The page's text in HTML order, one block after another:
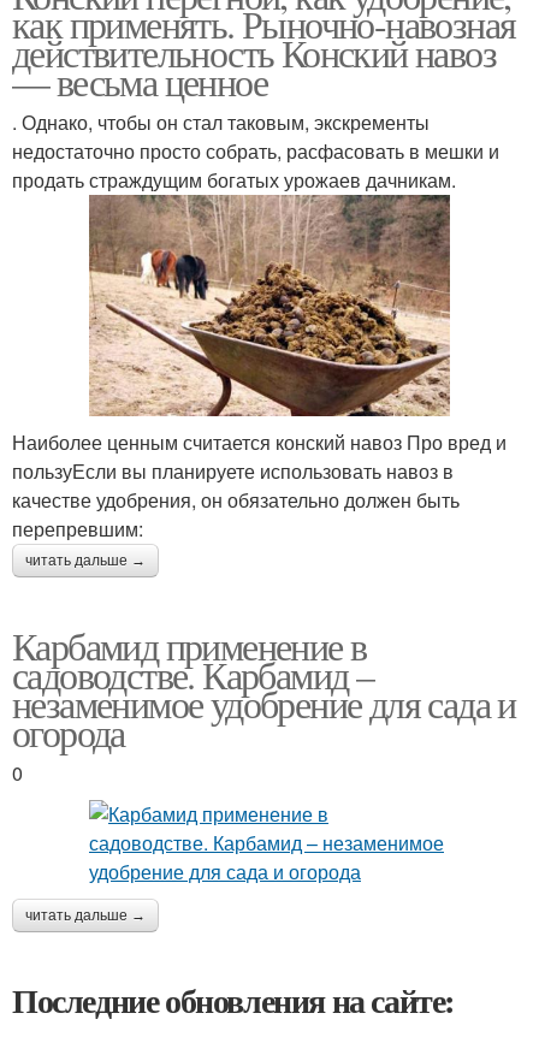
как применять. Рыночно-навозная
действительность Конский навоз
— весьма ценное
. Однако, чтобы он стал таковым, экскременты
недостаточно просто собрать, расфасовать в мешки и
продать страждущим богатых урожаев дачникам.
Наиболее ценным считается конский навоз Про вред и
пользуЕсли вы планируете использовать навоз в
качестве удобрения, он обязательно должен быть
перепревшим:
читать дальше →
Карбамид применение в
садоводстве. Карбамид –
незаменимое удобрение для сада и
огорода
0
читать дальше →
Последние обновления на сайте: